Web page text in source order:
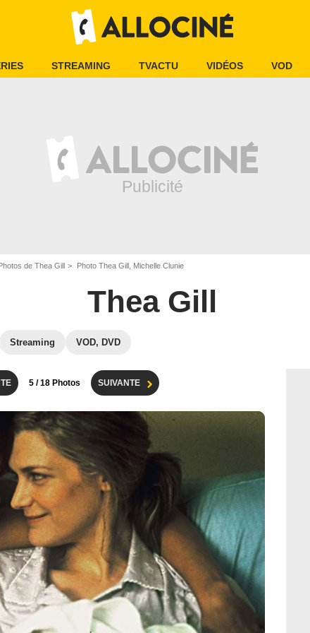
STREAMING TVACTU VIDÉOS VOD
de Thea Gill Photo Thea Gill, Michelle Clunie
Thea Gill
Streaming VOD, DVD
5 / 18 Photos SUIVANTE